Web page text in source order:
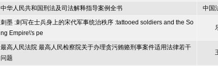
中华人民共和国刑法及司法解释指导案例全书
中国
刺墨 :刺写在士兵身上的宋代军事统治秩序 :tattooed soldiers and the So
ng Empire\'s pe
最高人民法院 最高人民检察院关于办理贪污贿赂刑事案件适用法律若干
问题